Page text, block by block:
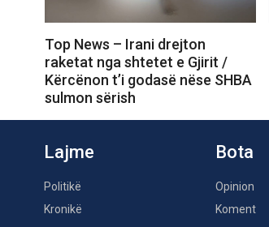
Top News – Irani drejton
raketat nga shtetet e Gjirit /
Kërcënon t’i godasë nëse SHBA
sulmon sërish
Lajme
Politikë
Kronikë
Bota
Opinion
Koment